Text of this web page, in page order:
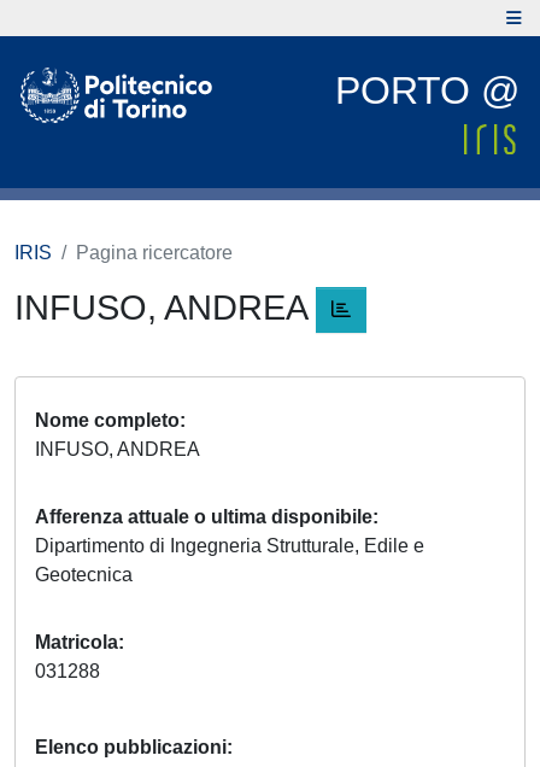
PORTO @
IRIS Pagina ricercatore
INFUSO, ANDREA
Nome completo
INFUSO, ANDREA
Afferenza attuale o ultima disponibile
Dipartimento di Ingegneria Strutturale, Edile e
Geotecnica
Matricola
031288
Elenco pubblicazioni